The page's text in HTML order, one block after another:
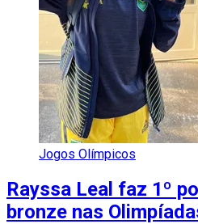
Jogos Olímpicos
Rayssa Leal faz 1º
bronze nas